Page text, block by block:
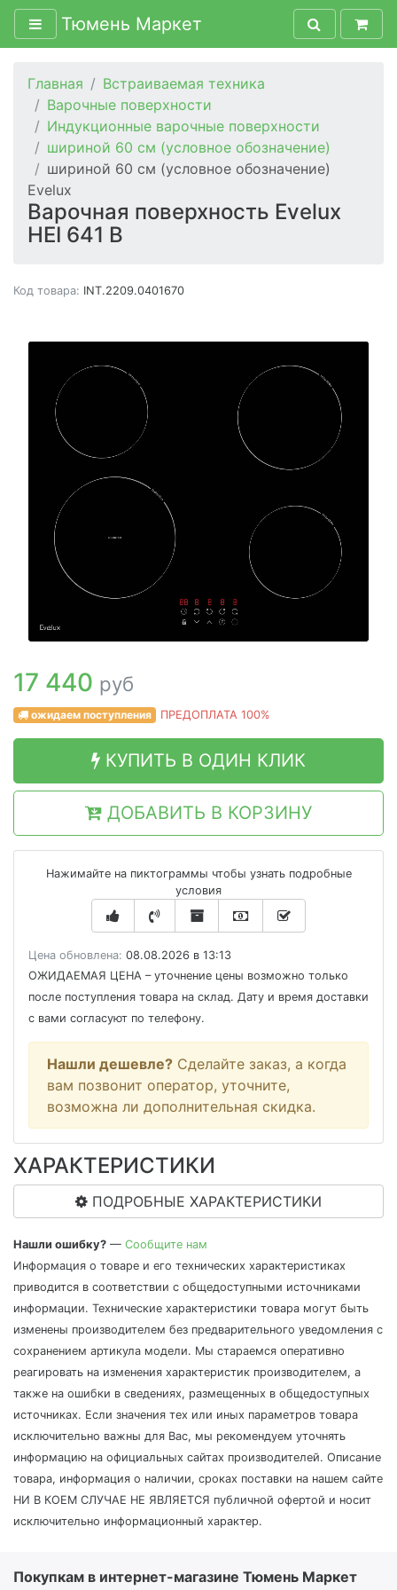
Тюмень Маркет
Главная
Встраиваемая техника
Варочные поверхности
Индукционные варочные поверхности
шириной 60 см (условное обозначение)
шириной 60 см (условное обозначение)
Evelux
Варочная поверхность Evelux
HEI 641 B
Код товара: INT.2209.0401670
17 440 руб
ожидаем поступления ПРЕДОПЛАТА 100%
КУПИТЬ В ОДИН КЛИК
ДОБАВИТЬ В КОРЗИНУ
Нажимайте на пиктограммы чтобы узнать подробные
условия
Цена обновлена: 08.08.2026 в 13:13
ОЖИДАЕМАЯ ЦЕНА – уточнение цены возможно только
после поступления товара на склад. Дату и время доставки
с вами согласуют по телефону.
Нашли дешевле? Сделайте заказ, а когда
вам позвонит оператор, уточните,
возможна ли дополнительная скидка.
ХАРАКТЕРИСТИКИ
ПОДРОБНЫЕ ХАРАКТЕРИСТИКИ
Нашли ошибку? — Сообщите нам
Информация о товаре и его технических характеристиках
приводится в соответствии с общедоступными источниками
информации. Технические характеристики товара могут быть
изменены производителем без предварительного уведомления с
сохранением артикула модели. Мы стараемся оперативно
реагировать на изменения характеристик производителем, а
также на ошибки в сведениях, размещенных в общедоступных
источниках. Если значения тех или иных параметров товара
исключительно важны для Вас, мы рекомендуем уточнять
информацию на официальных сайтах производителей. Описание
товара, информация о наличии, сроках поставки на нашем сайте
НИ В КОЕМ СЛУЧАЕ НЕ ЯВЛЯЕТСЯ публичной офертой и носит
исключительно информационный характер.
Покупкам в интернет-магазине Тюмень Маркет